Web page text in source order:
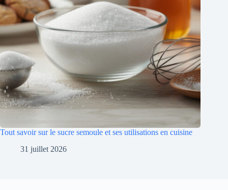
Tout savoir sur le sucre semoule et ses utilisations en cuisine
31 juillet 2026